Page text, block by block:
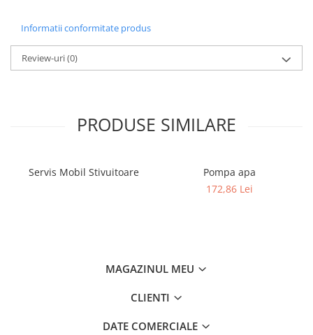
Informatii conformitate produs
Review-uri(0)
PRODUSE SIMILARE
Servis Mobil Stivuitoare
Pompa apa
172,86 Lei
MAGAZINUL MEU
CLIENTI
DATE COMERCIALE